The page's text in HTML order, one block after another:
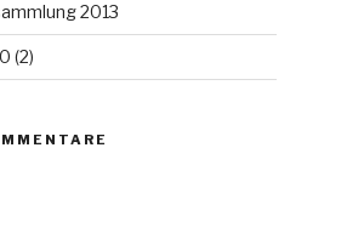
2013
(2)